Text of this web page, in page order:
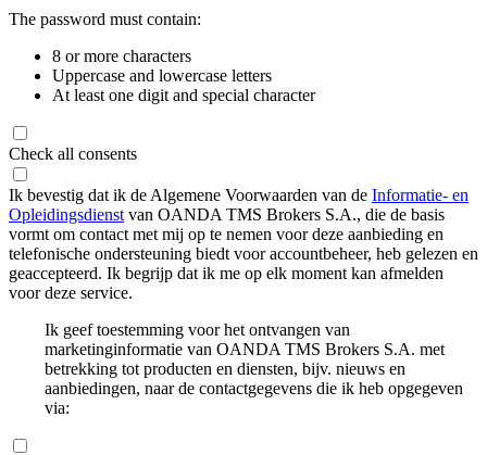
The password must contain:
8 or more characters
Uppercase and lowercase letters
At least one digit and special character
Check all consents
Ik bevestig dat ik de Algemene Voorwaarden van de Informatie- en
Opleidingsdienst van OANDA TMS Brokers S.A., die de basis
vormt om contact met mij op te nemen voor deze aanbieding en
telefonische ondersteuning biedt voor accountbeheer, heb gelezen en
geaccepteerd. Ik begrijp dat ik me op elk moment kan afmelden
voor deze service.
Ik geef toestemming voor het ontvangen van
marketinginformatie van OANDA TMS Brokers S.A. met
betrekking tot producten en diensten, bijv. nieuws en
aanbiedingen, naar de contactgegevens die ik heb opgegeven
via: